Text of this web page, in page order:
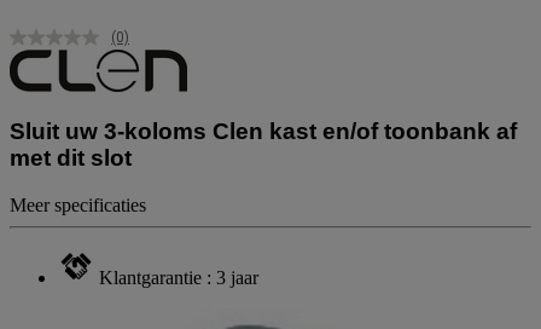
Geen
scorewaarde.
Dezelfde
(0)
Sluit uw 3-koloms Clen kast en/of toonbank af
met dit slot
Meer specificaties
Klantgarantie : 3 jaar